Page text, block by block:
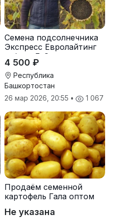
Семена подсолнечника
Экспресс Евролайтинг
гибрид F-G+
4 500 ₽
Республика
Башкортостан
26 мар 2026, 20:55 • 1 067
Продаём семенной
картофель Гала оптом
Не указана